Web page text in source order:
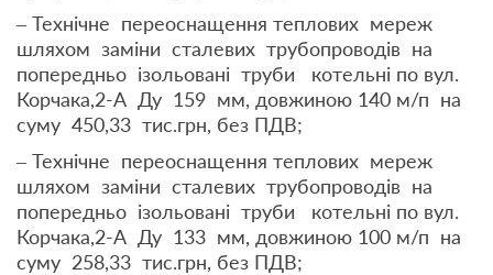
– Технічне переоснащення теплових мереж
шляхом заміни сталевих трубопроводів на
попередньо ізольовані труби котельні по вул.
Корчака,2-А Ду 159 мм, довжиною 140 м/п на
суму 450,33 тис.грн, без ПДВ;
– Технічне переоснащення теплових мереж
шляхом заміни сталевих трубопроводів на
попередньо ізольовані труби котельні по вул.
Корчака,2-А Ду 133 мм, довжиною 100 м/п на
суму 258,33 тис.грн, без ПДВ;